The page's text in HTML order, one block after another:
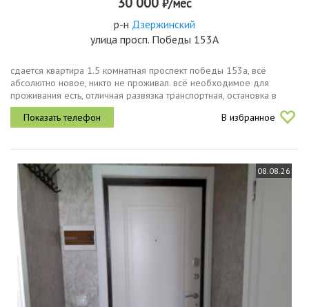
₽/мес
р-н Дзержинский
улица просп. Победы 153А
сдается квартира 1.5 комнатная проспект победы 153а, всё
абсолютно новое, никто не проживал. всё необходимое для
проживания есть, отличная развязка транспортная, остановка в
двух минутах ходьбы, рядом магнит, пятерочка,кб, вб, азс, аптека и
всё...
В избранное
08.08.26